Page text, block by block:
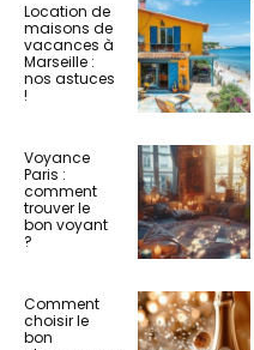
Location de
maisons de
vacances à
Marseille :
nos astuces
!
Voyance
Paris :
comment
trouver le
bon voyant
?
Comment
choisir le
bon